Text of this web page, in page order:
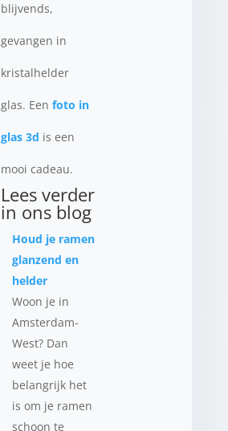
blijvends,
gevangen in
kristalhelder
glas. Een foto in
glas 3d is een
mooi cadeau.
Lees verder
in ons blog
Houd je ramen
glanzend en
helder
Woon je in
Amsterdam-
West? Dan
weet je hoe
belangrijk het
is om je ramen
schoon te